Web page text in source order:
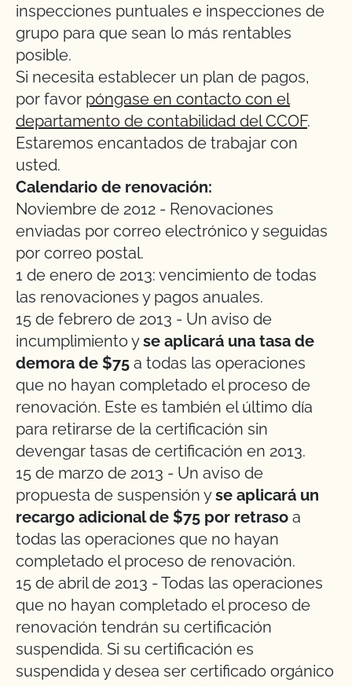
inspecciones puntuales e inspecciones de
grupo para que sean lo más rentables
posible.
Si necesita establecer un plan de pagos,
por favor póngase en contacto con el
departamento de contabilidad del CCOF.
Estaremos encantados de trabajar con
usted.
Calendario de renovación:
Noviembre de 2012 - Renovaciones
enviadas por correo electrónico y seguidas
por correo postal.
1 de enero de 2013: vencimiento de todas
las renovaciones y pagos anuales.
15 de febrero de 2013 - Un aviso de
incumplimiento yse aplicará una tasa de
demora de $75 a todas las operaciones
que no hayan completado el proceso de
renovación. Este es también el último día
para retirarse de la certificación sin
devengar tasas de certificación en 2013.
15 de marzo de 2013 - Un aviso de
propuesta de suspensión yse aplicará un
recargo adicional de $75 por retraso a
todas las operaciones que no hayan
completado el proceso de renovación.
15 de abril de 2013 - Todas las operaciones
que no hayan completado el proceso de
renovación tendrán su certificación
suspendida. Si su certificación es
suspendida y desea ser certificado orgánico